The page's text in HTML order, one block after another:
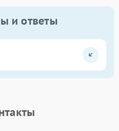
и ответы